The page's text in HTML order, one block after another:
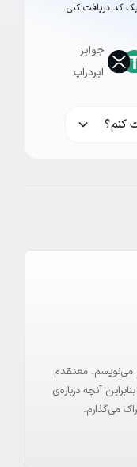
یک کد دریافت کنی.
جوایز
ایردراپ
کنم؟
می‌نویسم. معتقدم
آنچه درباره‌ی
می‌گذارم.